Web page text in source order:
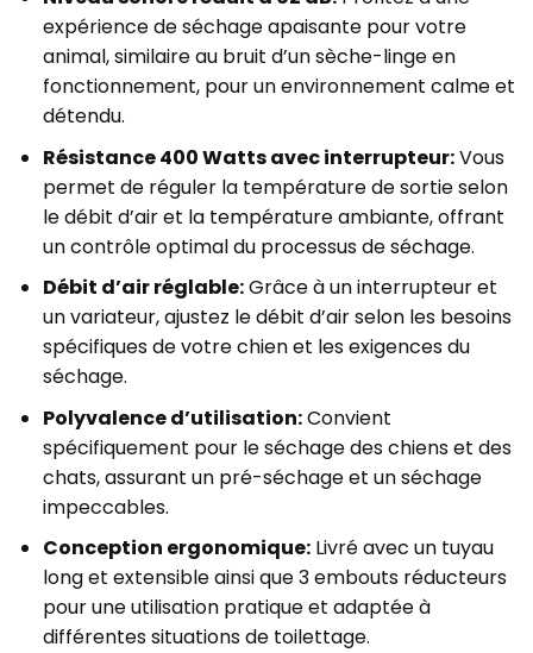
expérience de séchage apaisante pour votre
animal, similaire au bruit d’un sèche-linge en
fonctionnement, pour un environnement calme et
détendu.
Résistance 400 Watts avec interrupteur:Vous
permet de réguler la température de sortie selon
le débit d’air et la température ambiante, offrant
un contrôle optimal du processus de séchage.
Débit d’air réglable:Grâce à un interrupteur et
un variateur, ajustez le débit d’air selon les besoins
spécifiques de votre chien et les exigences du
séchage.
Polyvalence d’utilisation:Convient
spécifiquement pour le séchage des chiens et des
chats, assurant un pré-séchage et un séchage
impeccables.
Conception ergonomique:Livré avec un tuyau
long et extensible ainsi que 3 embouts réducteurs
pour une utilisation pratique et adaptée à
différentes situations de toilettage.